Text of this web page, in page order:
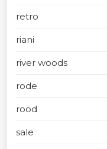
retro
riani
river woods
rode
rood
sale